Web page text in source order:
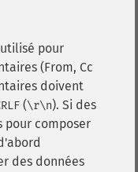
pour
(From, Cc
doivent
(\r\n). Si des
pour composer
des données